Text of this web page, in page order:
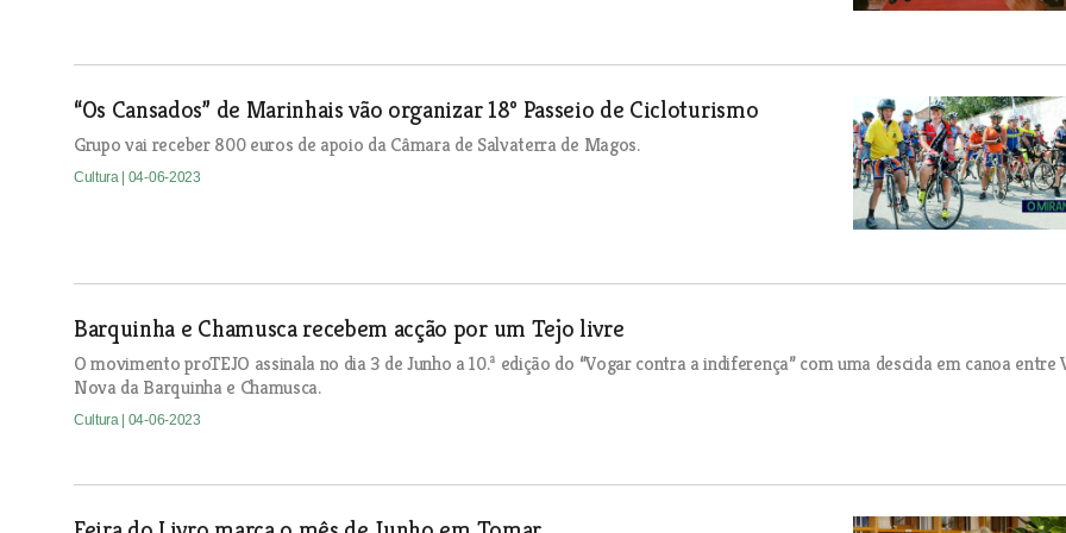
“Os Cansados” de Marinhais vão organizar 18º Passeio de Cicloturismo
Grupo vai receber 800 euros de apoio da Câmara de Salvaterra de Magos.
Cultura | 04-06-2023
Barquinha e Chamusca recebem acção por um Tejo livre
O movimento proTEJO assinala no dia 3 de Junho a 10.ª edição do “Vogar contra a indiferença” com uma descida em canoa entre
Nova da Barquinha e Chamusca.
Cultura | 04-06-2023